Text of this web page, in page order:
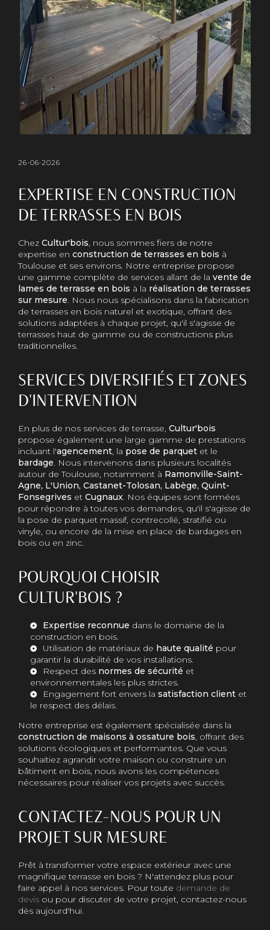
26-06-2026
EXPERTISE EN CONSTRUCTION
DE TERRASSES EN BOIS
Chez Cultur'bois, nous sommes fiers de notre
expertise en construction de terrasses en bois à
Toulouse et ses environs. Notre entreprise propose
une gamme complète de services allant de la vente de
lames de terrasse en bois à la réalisation de terrasses
sur mesure. Nous nous spécialisons dans la fabrication
de terrasses en bois naturel et exotique, offrant des
solutions adaptées à chaque projet, qu'il s'agisse de
terrasses haut de gamme ou de constructions plus
traditionnelles.
SERVICES DIVERSIFIÉS ET ZONES
D'INTERVENTION
En plus de nos services de terrasse, Cultur'bois
propose également une large gamme de prestations
incluant l'agencement, la pose de parquet et le
bardage. Nous intervenons dans plusieurs localités
autour de Toulouse, notamment à Ramonville-Saint-
Agne, L'Union, Castanet-Tolosan, Labège, Quint-
Fonsegrives et Cugnaux. Nos équipes sont formées
pour répondre à toutes vos demandes, qu'il s'agisse de
la pose de parquet massif, contrecollé, stratifié ou
vinyle, ou encore de la mise en place de bardages en
bois ou en zinc.
POURQUOI CHOISIR
CULTUR'BOIS ?
Expertise reconnue dans le domaine de la
construction en bois.
Utilisation de matériaux de haute qualité pour
garantir la durabilité de vos installations.
Respect des normes de sécurité et
environnementales les plus strictes.
Engagement fort envers la satisfaction client et
le respect des délais.
Notre entreprise est également spécialisée dans la
construction de maisons à ossature bois, offrant des
solutions écologiques et performantes. Que vous
souhaitiez agrandir votre maison ou construire un
bâtiment en bois, nous avons les compétences
nécessaires pour réaliser vos projets avec succès.
CONTACTEZ-NOUS POUR UN
PROJET SUR MESURE
Prêt à transformer votre espace extérieur avec une
magnifique terrasse en bois ? N'attendez plus pour
faire appel à nos services. Pour toute demande de
devis ou pour discuter de votre projet, contactez-nous
dès aujourd'hui.